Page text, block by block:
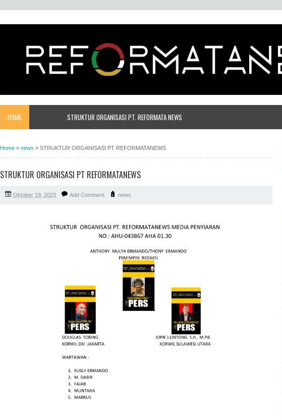
HOME STRUKTUR ORGANISASI PT. REFORMATA NEWS
Home » news » STRUKTUR ORGANISASI PT REFORMATANEWS
STRUKTUR ORGANISASI PT REFORMATANEWS
Oktober 19, 2023 Add Comment news